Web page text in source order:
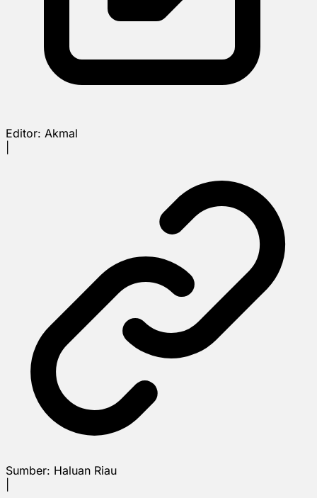
Editor: Akmal
Sumber: Haluan Riau